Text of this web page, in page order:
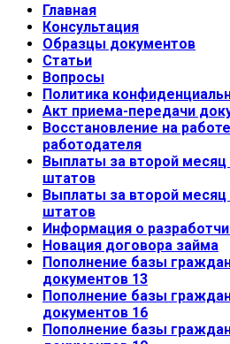
Главная
Консультация
Образцы документов
Статьи
Вопросы
Политика
Акт приема-передачи
Восстановление на
работодателя
Выплаты за второй
штатов
Выплаты за второй
штатов
Информация о
Новация договора займа
Пополнение базы
документов 13
Пополнение базы
документов 16
Пополнение базы